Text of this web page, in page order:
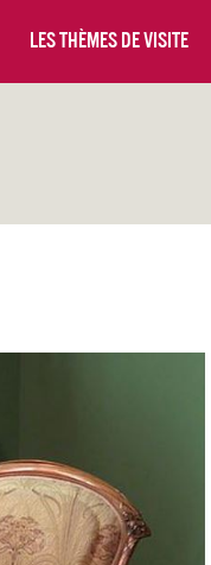
Les thèmes de visite